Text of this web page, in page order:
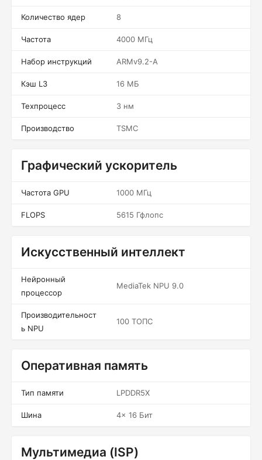
Количество ядер 8
Частота 4000 МГц
Набор инструкций ARMv9.2-A
Кэш L3 16 МБ
Техпроцесс 3 нм
Производство TSMC
Графический ускоритель
Частота GPU 1000 МГц
FLOPS 5615 Гфлопс
Искусственный интеллект
Нейронный
процессор
MediaTek NPU 9.0
Производительност
ь NPU
100 ТОПС
Оперативная память
Тип памяти LPDDR5X
Шина 4x 16 Бит
Мультимедиа (ISP)